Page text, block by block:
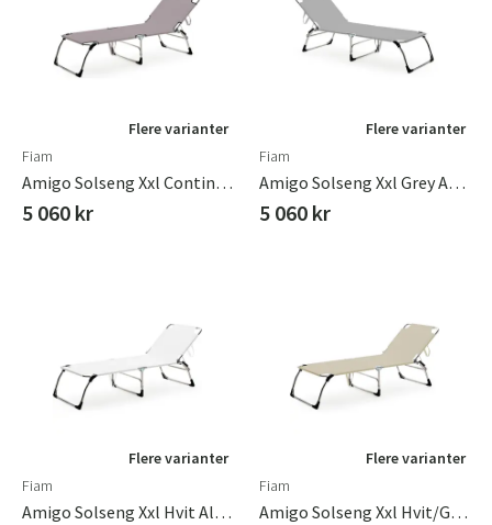
Flere varianter
Fiam
Amigo Solseng Xxl Continente Aluminium/textilene
5 060 kr
Flere varianter
Fiam
Amigo Solseng Xxl Grey Aluminium/textilene
5 060 kr
Flere varianter
Fiam
Amigo Solseng Xxl Hvit Aluminium/textilene
Flere varianter
Fiam
Amigo Solseng Xxl Hvit/grå Aluminium/textilene